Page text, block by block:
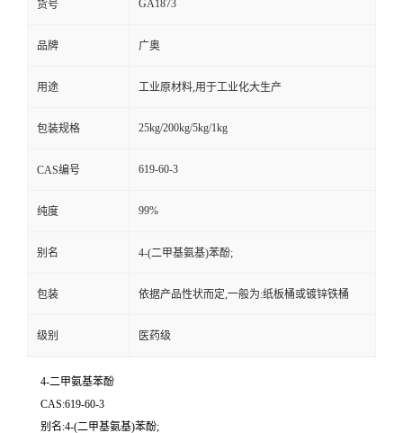
货号 GA1873
品牌 广奥
用途 工业原材料,用于工业化大生产
包装规格 25kg/200kg/5kg/1kg
CAS编号 619-60-3
纯度 99%
别名 4-(二甲基氨基)苯酚;
包装 依据产品性状而定,一般为:纸板桶或镀锌铁桶
级别 医药级
4-二甲氨基苯酚
CAS:619-60-3
别名:4-(二甲基氨基)苯酚;